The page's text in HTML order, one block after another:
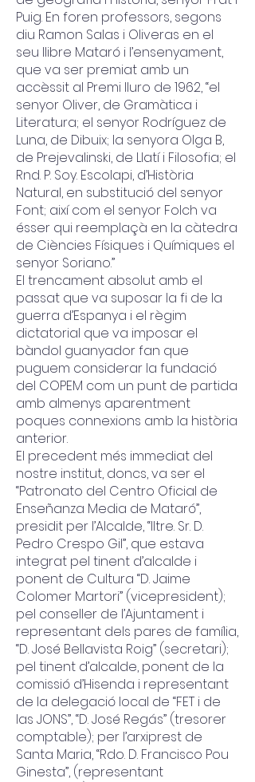
Puig. En foren professors, segons
diu Ramon Salas i Oliveras en el
seu llibre Mataró i l’ensenyament,
que va ser premiat amb un
accèssit al Premi Iluro de 1962, “el
senyor Oliver, de Gramàtica i
Literatura; el senyor Rodríguez de
Luna, de Dibuix; la senyora Olga B,
de Prejevalinski, de Llatí i Filosofia; el
Rnd. P. Soy. Escolapi, d’Història
Natural, en substitució del senyor
Font; així com el senyor Folch va
ésser qui reemplaçà en la càtedra
de Ciències Físiques i Químiques el
senyor Soriano.”
El trencament absolut amb el
passat que va suposar la fi de la
guerra d’Espanya i el règim
dictatorial que va imposar el
bàndol guanyador fan que
puguem considerar la fundació
del COPEM com un punt de partida
amb almenys aparentment
poques connexions amb la història
anterior.
El precedent més immediat del
nostre institut, doncs, va ser el
“Patronato del Centro Oficial de
Enseñanza Media de Mataró”,
presidit per l’Alcalde, “Iltre. Sr. D.
Pedro Crespo Gil”, que estava
integrat pel tinent d’alcalde i
ponent de Cultura “D. Jaime
Colomer Martori” (vicepresident);
pel conseller de l’Ajuntament i
representant dels pares de família,
“D. José Bellavista Roig” (secretari);
pel tinent d’alcalde, ponent de la
comissió d’Hisenda i representant
de la delegació local de “FET i de
las JONS”, “D. José Regás” (tresorer
comptable); per l’arxiprest de
Santa Maria, “Rdo. D. Francisco Pou
Ginesta”, (representant